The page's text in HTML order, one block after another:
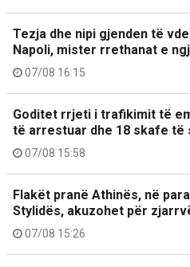
Tezja dhe nipi gjenden të
Napoli, mister rrethanat e
07/08 16:15
Goditet rrjeti i trafikimit të
të arrestuar dhe 18 skafe të
07/08 15:58
Flakët pranë Athinës, në
Stylidës, akuzohet për
07/08 15:26